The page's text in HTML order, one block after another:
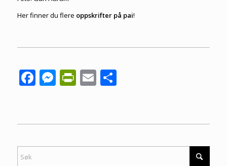
Her finner du flere oppskrifter på pai!
Facebook
Messenger
PrintFriendly
EmailShare